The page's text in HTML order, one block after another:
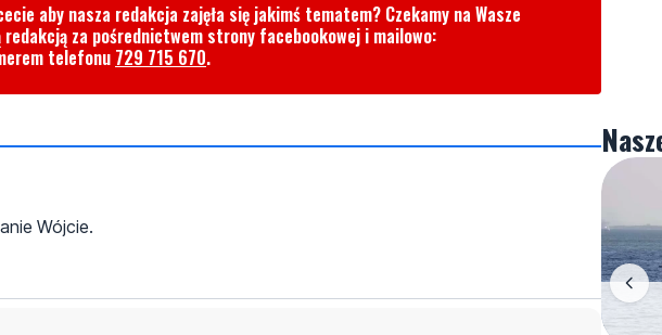
aby nasza redakcja zajęła się jakimś tematem? Czekamy na Wasze
za pośrednictwem strony facebookowej i mailowo:
telefonu 729 715 670.
Wójcie.